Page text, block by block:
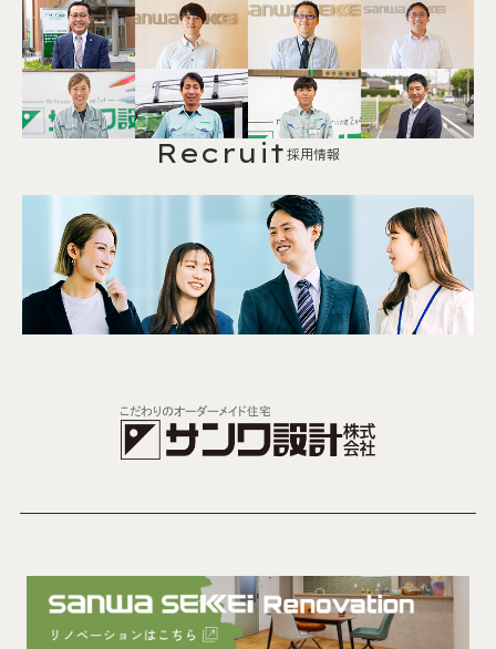
Recruit採用情報